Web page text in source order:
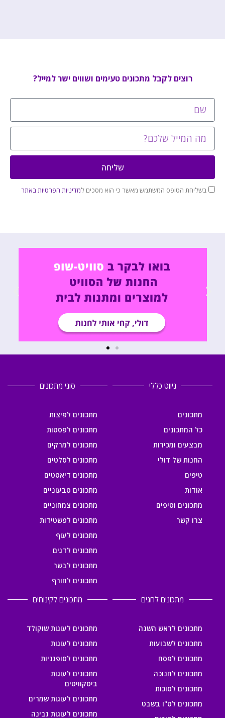
רוצים לקבל מתכונים טעימים ושווים ישר למייל?
בשליחת הטופס המשתמש מאשר כי הוא מסכים למדיניות הפרטיות באתר
שליחה
ניווט כללי
מתכונים
כל המתכונים
מבצעים ומכירות
החנות של דולי
טיפים
אודות
מתכונים וטיפים
צרו קשר
סוגי מתכונים
מתכונים לפיצות
מתכונים לפסטות
מתכונים למרקים
מתכונים לסלטים
מתכונים דיאטטים
מתכונים טבעוניים
מתכונים צמחוניים
מתכונים לפשטידות
מתכונים לעוף
מתכונים לדגים
מתכונים לבשר
מתכונים לחורף
מתכונים לחגים
מתכונים לראש השנה
מתכונים לשבועות
מתכונים לפסח
מתכונים לחנוכה
מתכונים לסוכות
מתכונים לט"ו בשבט
מתכונים לקינוחים
מתכונים לעוגות שוקולד
מתכונים לעוגות
מתכונים לסופגניות
מתכונים לעוגות
ביסקוויטים
מתכונים לעוגות שמרים
מתכונים לעוגות גבינה